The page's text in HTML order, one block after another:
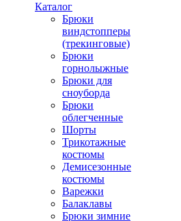
Каталог
Брюки
виндстопперы
(трекинговые)
Брюки
горнолыжные
Брюки для
сноуборда
Брюки
облегченные
Шорты
Трикотажные
костюмы
Демисезонные
костюмы
Варежки
Балаклавы
Брюки зимние